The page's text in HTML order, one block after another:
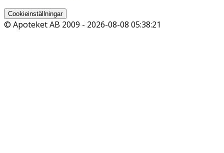
Cookieinställningar
© Apoteket AB 2009 - 2026-08-08 05:38:21